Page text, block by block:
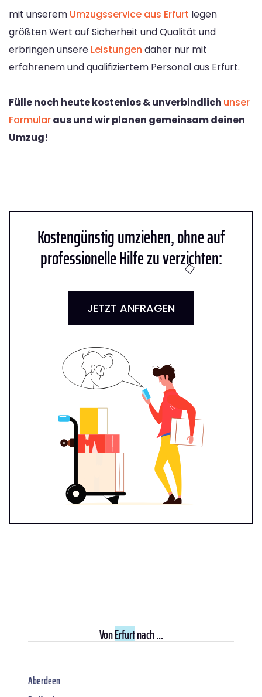
mit unserem Umzugsservice aus Erfurt legen
größten Wert auf Sicherheit und Qualität und
erbringen unsere Leistungen daher nur mit
erfahrenem und qualifiziertem Personal aus Erfurt.
Fülle noch heute kostenlos & unverbindlich unser
Formularaus und wir planen gemeinsam deinen
Umzug!
Kostengünstig umziehen, ohne auf
professionelle Hilfe zu verzichten:
JETZT ANFRAGEN
VonErfurtnach ...
Aberdeen